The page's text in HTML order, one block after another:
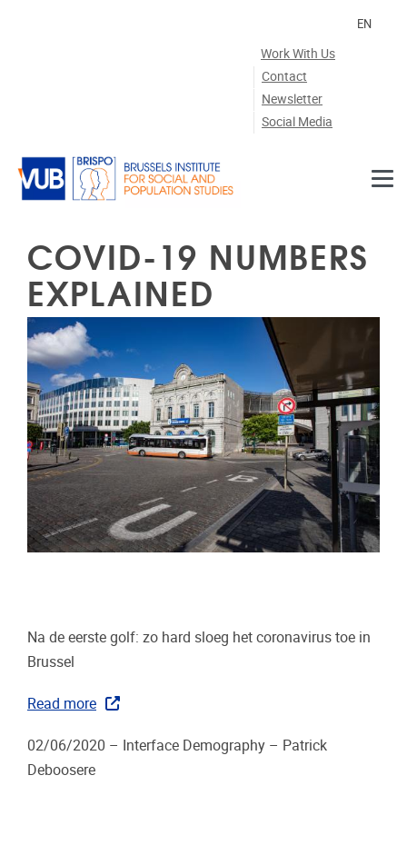
Work With Us
Contact
Newsletter
Social Media
EN
COVID-19 NUMBERS
EXPLAINED
Na de eerste golf: zo hard sloeg het coronavirus toe in
Brussel
Read more
02/06/2020 – Interface Demography – Patrick
Deboosere